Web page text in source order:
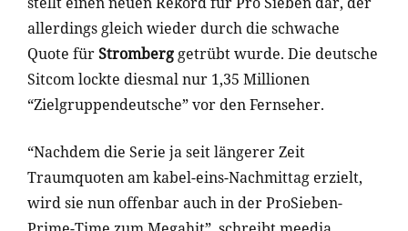
allerdings gleich wieder durch die schwache
Quote fürStromberg getrübt wurde. Die deutsche
Sitcom lockte diesmal nur 1,35 Millionen
“Zielgruppendeutsche” vor den Fernseher.
“Nachdem die Serie ja seit längerer Zeit
Traumquoten am kabel-eins-Nachmittag erzielt,
wird sie nun offenbar auch in der ProSieben-